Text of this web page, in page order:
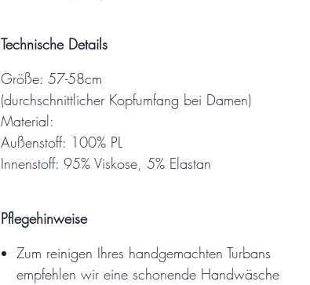
Technische Details
Größe: 57-58cm
(durchschnittlicher Kopfumfang bei Damen)
Material:
Außenstoff: 100% PL
Innenstoff: 95% Viskose, 5% Elastan
Pflegehinweise
Zum reinigen Ihres handgemachten Turbans
empfehlen wir eine schonende Handwäsche